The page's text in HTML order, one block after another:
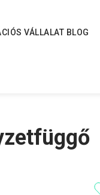
VÁLLALAT BLOG